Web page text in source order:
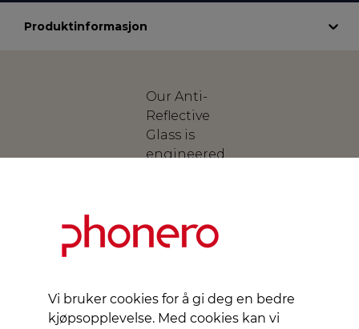
Vi bruker cookies for å gi deg en bedre
kjøpsopplevelse. Med cookies kan vi
Produktinformasjon
Our Anti-
Reflective
Glass is
engineered
reducing
Slik får du tilgang Levering
Service
Smart Mobilkjøp
Personvern